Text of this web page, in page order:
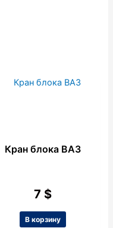
Кран блока ВАЗ
7 $
В корзину